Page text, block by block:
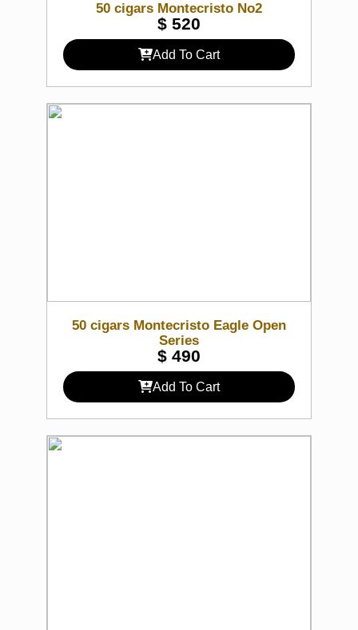
50 cigars Montecristo No2
$ 520
Add To Cart
50 cigars Montecristo Eagle Open
Series
$ 490
Add To Cart